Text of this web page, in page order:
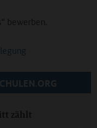
bewerben.
zählt